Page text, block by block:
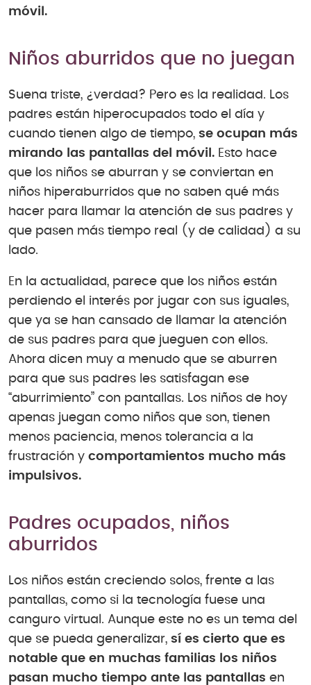
móvil.
Niños aburridos que no juegan
Suena triste, ¿verdad? Pero es la realidad. Los
padres están hiperocupados todo el día y
cuando tienen algo de tiempo, se ocupan más
mirando las pantallas del móvil. Esto hace
que los niños se aburran y se conviertan en
niños hiperaburridos que no saben qué más
hacer para llamar la atención de sus padres y
que pasen más tiempo real (y de calidad) a su
lado.
En la actualidad, parece que los niños están
perdiendo el interés por jugar con sus iguales,
que ya se han cansado de llamar la atención
de sus padres para que jueguen con ellos.
Ahora dicen muy a menudo que se aburren
para que sus padres les satisfagan ese
“aburrimiento” con pantallas. Los niños de hoy
apenas juegan como niños que son, tienen
menos paciencia, menos tolerancia a la
frustración y comportamientos mucho más
impulsivos.
Padres ocupados, niños
aburridos
Los niños están creciendo solos, frente a las
pantallas, como si la tecnología fuese una
canguro virtual. Aunque este no es un tema del
que se pueda generalizar, sí es cierto que es
notable que en muchas familias los niños
pasan mucho tiempo ante las pantallas en